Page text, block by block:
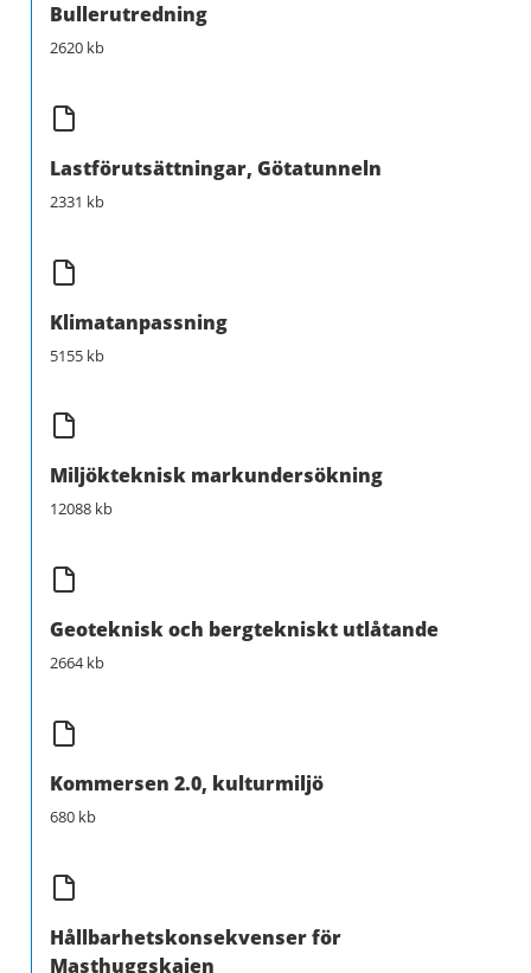
Bullerutredning
2620 kb
Lastförutsättningar, Götatunneln
2331 kb
Klimatanpassning
5155 kb
Miljökteknisk markundersökning
12088 kb
Geoteknisk och bergtekniskt utlåtande
2664 kb
Kommersen 2.0, kulturmiljö
680 kb
Hållbarhetskonsekvenser för
Masthuggskajen